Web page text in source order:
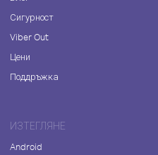
Сигурност
Viber Out
Цени
Поддръжка
ИЗТЕГЛЯНЕ
Android